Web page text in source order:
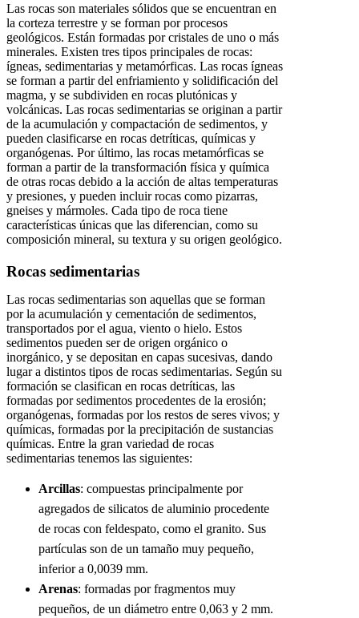
Las rocas son materiales sólidos que se encuentran en
la corteza terrestre y se forman por procesos
geológicos. Están formadas por cristales de uno o más
minerales. Existen tres tipos principales de rocas:
ígneas, sedimentarias y metamórficas. Las rocas ígneas
se forman a partir del enfriamiento y solidificación del
magma, y se subdividen en rocas plutónicas y
volcánicas. Las rocas sedimentarias se originan a partir
de la acumulación y compactación de sedimentos, y
pueden clasificarse en rocas detríticas, químicas y
organógenas. Por último, las rocas metamórficas se
forman a partir de la transformación física y química
de otras rocas debido a la acción de altas temperaturas
y presiones, y pueden incluir rocas como pizarras,
gneises y mármoles. Cada tipo de roca tiene
características únicas que las diferencian, como su
composición mineral, su textura y su origen geológico.
Rocas sedimentarias
Las rocas sedimentarias son aquellas que se forman
por la acumulación y cementación de sedimentos,
transportados por el agua, viento o hielo. Estos
sedimentos pueden ser de origen orgánico o
inorgánico, y se depositan en capas sucesivas, dando
lugar a distintos tipos de rocas sedimentarias. Según su
formación se clasifican en rocas detríticas, las
formadas por sedimentos procedentes de la erosión;
organógenas, formadas por los restos de seres vivos; y
químicas, formadas por la precipitación de sustancias
químicas. Entre la gran variedad de rocas
sedimentarias tenemos las siguientes:
Arcillas: compuestas principalmente por
agregados de silicatos de aluminio procedente
de rocas con feldespato, como el granito. Sus
partículas son de un tamaño muy pequeño,
inferior a 0,0039 mm.
Arenas: formadas por fragmentos muy
pequeños, de un diámetro entre 0,063 y 2 mm.